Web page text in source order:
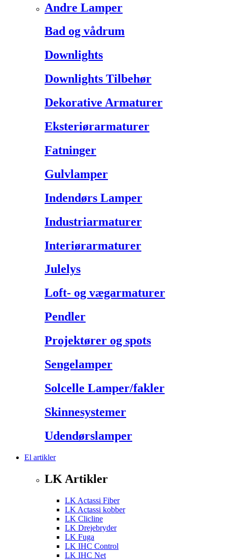
Andre Lamper
Bad og vådrum
Downlights
Downlights Tilbehør
Dekorative Armaturer
Eksteriørarmaturer
Fatninger
Gulvlamper
Indendørs Lamper
Industriarmaturer
Interiørarmaturer
Julelys
Loft- og vægarmaturer
Pendler
Projektører og spots
Sengelamper
Solcelle Lamper/fakler
Skinnesystemer
Udendørslamper
El artikler
LK Artikler
LK Actassi Fiber
LK Actassi kobber
LK Clicline
LK Drejebryder
LK Fuga
LK IHC Control
LK IHC Net